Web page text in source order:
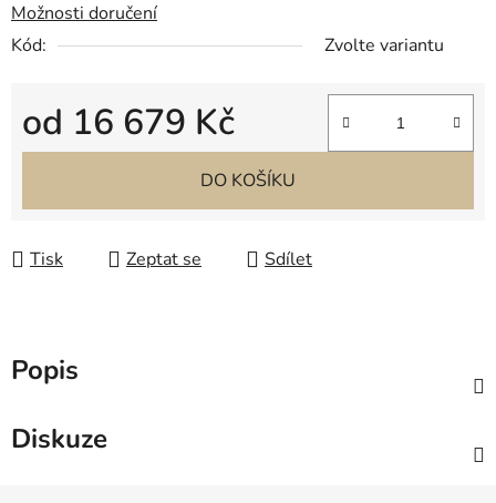
Možnosti doručení
Kód:
Zvolte variantu
od 16 679 Kč
Měrná cena:
DO KOŠÍKU
Tisk Zeptat se Sdílet
Popis
Diskuze